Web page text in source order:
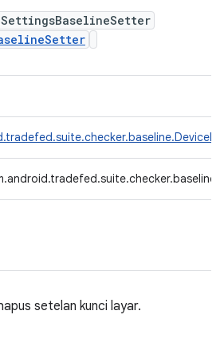
setelan kunci layar.